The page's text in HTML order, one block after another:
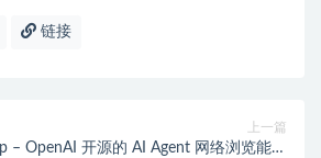
链接
上一篇
– OpenAI 开源的 AI Agent 网络浏览能力